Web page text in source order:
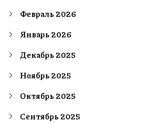
Февраль 2026
Январь 2026
Декабрь 2025
Ноябрь 2025
Октябрь 2025
Сентябрь 2025